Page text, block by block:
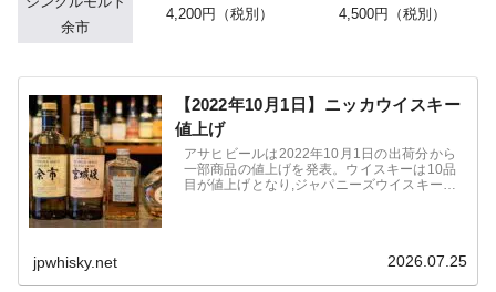
余市
4,200円（税別） 4,500円（税別）
【2022年10月1日】ニッカウイスキー
値上げ
アサヒビールは2022年10月1日の出荷分から
一部商品の値上げを発表。ウイスキーは10品
目が値上げとなり,ジャパニーズウイスキーは
jpwhisky.net 2026.07.25